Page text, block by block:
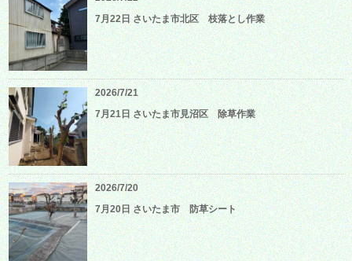
7月22日 さいたま市北区 枝落とし作業
2026/7/21
7月21日 さいたま市見沼区 除草作業
2026/7/20
7月20日 さいたま市 防草シート